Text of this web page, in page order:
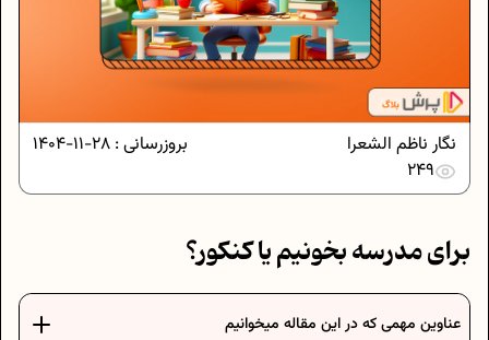
بروزرسانی : 28-11-1404
نگار ناظم الشعرا
249
برای مدرسه بخونیم یا کنکور؟
عناوین مهمی که در این مقاله میخوانیم